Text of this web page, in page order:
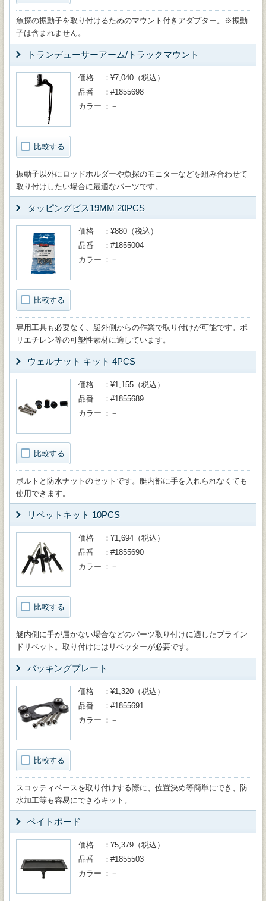
魚探の振動子を取り付けるためのマウント付きアダプター。※振動
子は含まれません。
トランデューサーアーム/トラックマウント
比較する
価格
¥7,040（税込）
品番
#1855698
カラー
－
振動子以外にロッドホルダーや魚探のモニターなどを組み合わせて
取り付けしたい場合に最適なパーツです。
タッピングビス19MM 20PCS
比較する
価格
¥880（税込）
品番
#1855004
カラー
－
専用工具も必要なく、艇外側からの作業で取り付けが可能です。ポ
リエチレン等の可塑性素材に適しています。
ウェルナット キット 4PCS
比較する
価格
¥1,155（税込）
品番
#1855689
カラー
－
ボルトと防水ナットのセットです。艇内部に手を入れられなくても
使用できます。
リベットキット 10PCS
比較する
価格
¥1,694（税込）
品番
#1855690
カラー
－
艇内側に手が届かない場合などのパーツ取り付けに適したブライン
ドリベット。取り付けにはリベッターが必要です。
バッキングプレート
比較する
価格
¥1,320（税込）
品番
#1855691
カラー
－
スコッティベースを取り付けする際に、位置決め等簡単にでき、防
水加工等も容易にできるキット。
ベイトボード
価格
¥5,379（税込）
品番
#1855503
カラー
－